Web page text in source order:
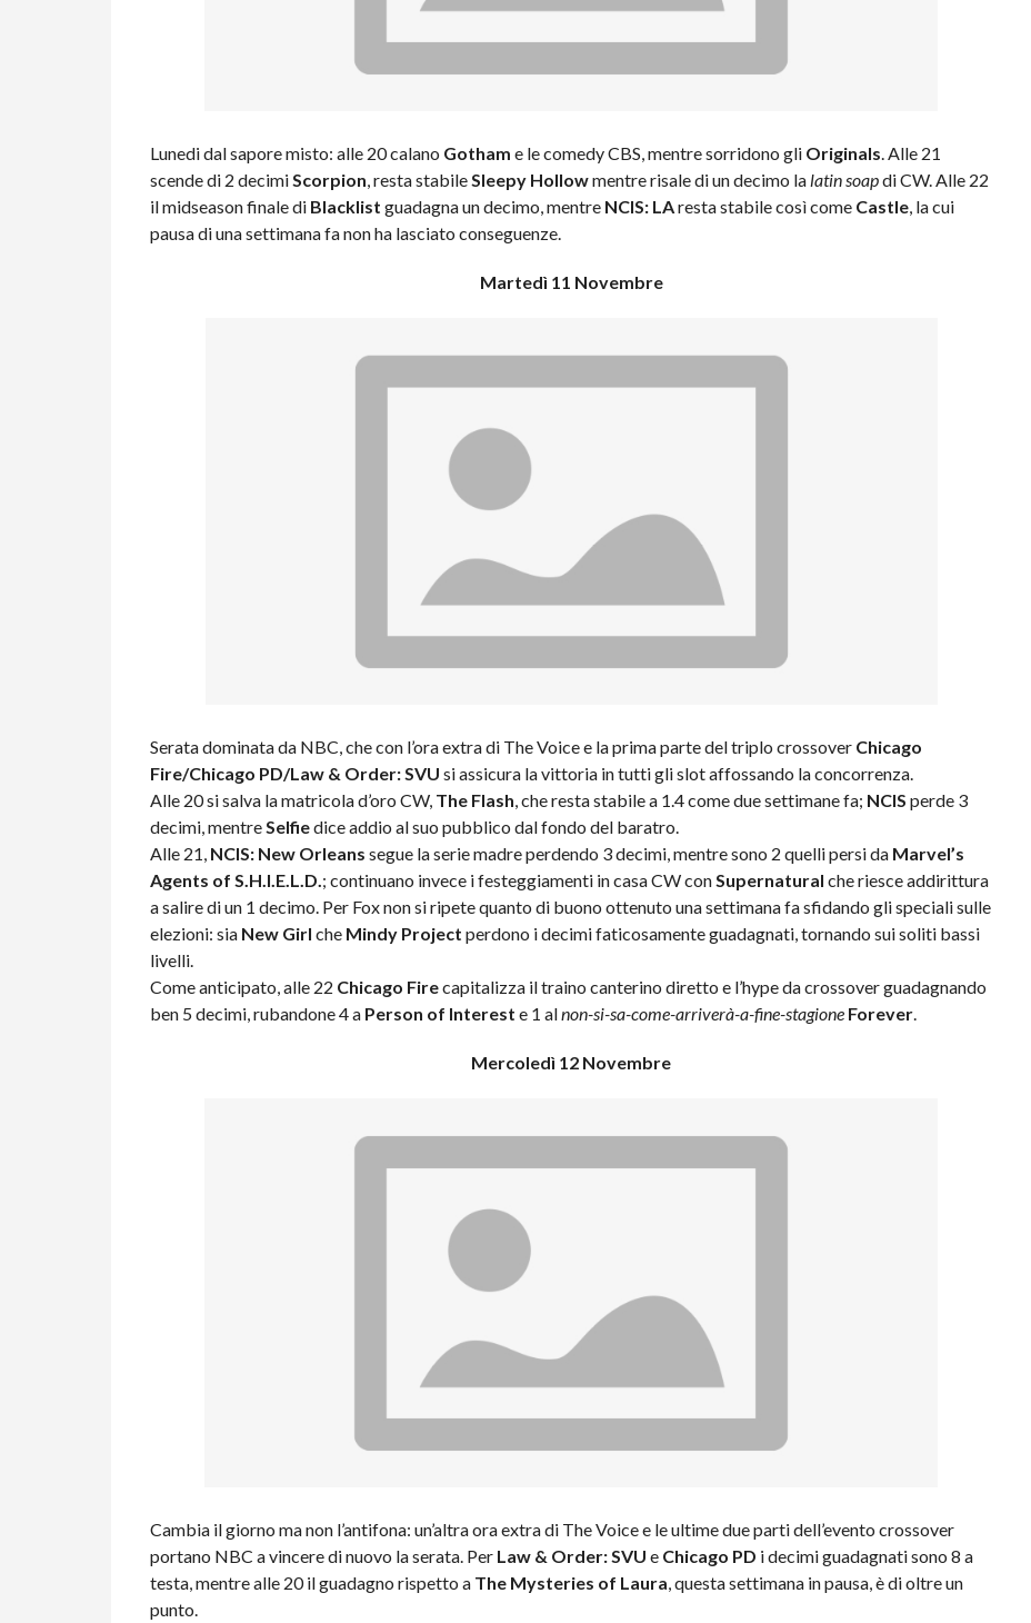
Lunedi dal sapore misto: alle 20 calano Gotham e le comedy CBS, mentre sorridono gli Originals . Alle 21
scende di 2 decimi Scorpion , resta stabile Sleepy Hollowmentre risale di un decimo la latin soapdi CW. Alle 22
il midseason finale di Blacklist guadagna un decimo, mentre NCIS: LAresta stabile così come Castle, la cui
pausa di una settimana fa non ha lasciato conseguenze.
Martedì 11 Novembre
Serata dominata da NBC, che con l’ora extra di The Voice e la prima parte del triplo crossover Chicago
Fire/Chicago PD/Law & Order: SVU si assicura la vittoria in tutti gli slot affossando la concorrenza.
Alle 20 si salva la matricola d’oro CW, The Flash, che resta stabile a 1.4 come due settimane fa; NCIS perde 3
decimi, mentreSelfiedice addio al suo pubblico dal fondo del baratro.
Alle 21, NCIS: New Orleans segue la serie madre perdendo 3 decimi, mentre sono 2 quelli persi da Marvel’s
Agents of S.H.I.E.L.D.; continuano invece i festeggiamenti in casa CW conSupernatural che riesce addirittura
a salire di un 1 decimo. Per Fox non si ripete quanto di buono ottenuto una settimana fa sfidando gli speciali sulle
elezioni: sia New Girl che Mindy Project perdono i decimi faticosamente guadagnati, tornando sui soliti bassi
livelli.
Come anticipato, alle 22 Chicago Firecapitalizza il traino canterino diretto e l’hype da crossover guadagnando
ben 5 decimi, rubandone 4 a Person of Interest e 1 alnon-si-sa-come-arriverà-a-fine-stagione Forever.
Mercoledì 12 Novembre
Cambia il giorno ma non l’antifona: un’altra ora extra di The Voice e le ultime due parti dell’evento crossover
portano NBC a vincere di nuovo la serata. Per Law & Order: SVU e Chicago PD i decimi guadagnati sono 8 a
testa, mentre alle 20 il guadagno rispetto a The Mysteries of Laura , questa settimana in pausa, è di oltre un
punto.